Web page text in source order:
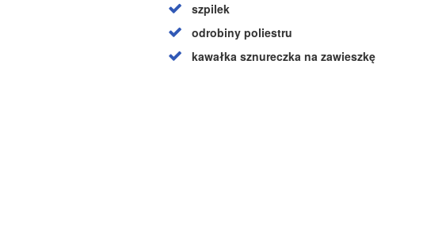
szpilek
odrobiny poliestru
kawałka sznureczka na zawieszkę